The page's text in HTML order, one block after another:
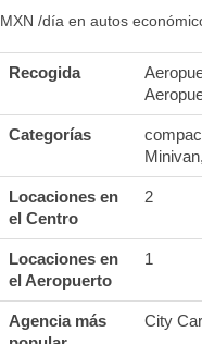
MXN /día en autos
Recogida
Categorías
Locaciones en
el Centro
2
Locaciones en
el Aeropuerto
1
Agencia más
City